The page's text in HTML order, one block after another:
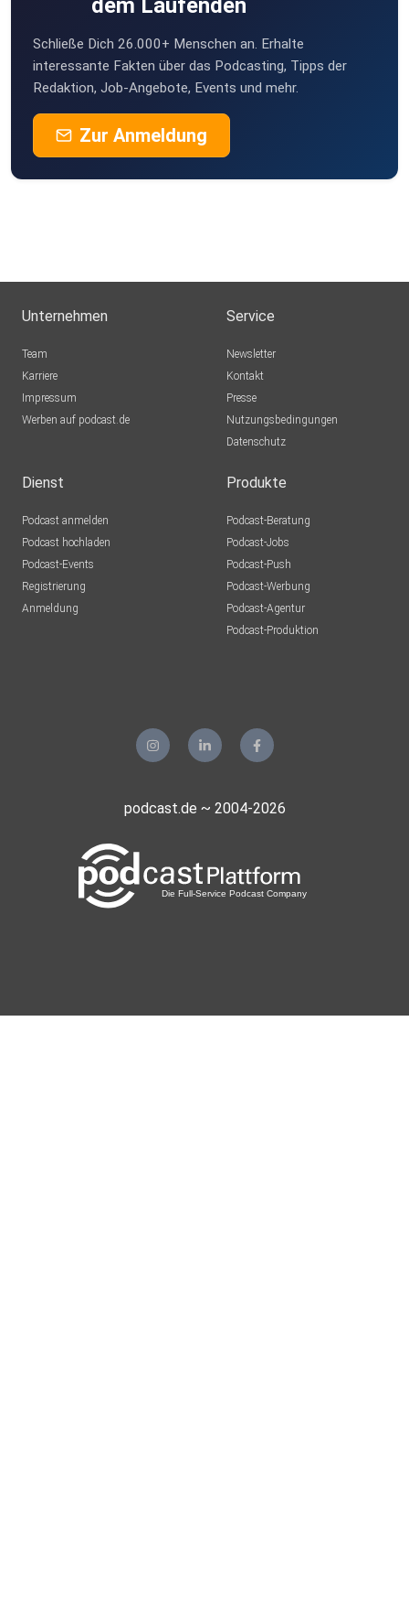
dem Laufenden
Schließe Dich 26.000+ Menschen an. Erhalte
interessante Fakten über das Podcasting, Tipps der
Redaktion, Job-Angebote, Events und mehr.
Zur Anmeldung
Unternehmen
Team
Karriere
Impressum
Werben auf podcast.de
Service
Newsletter
Kontakt
Presse
Nutzungsbedingungen
Datenschutz
Dienst
Podcast anmelden
Podcast hochladen
Podcast-Events
Registrierung
Anmeldung
Produkte
Podcast-Beratung
Podcast-Jobs
Podcast-Push
Podcast-Werbung
Podcast-Agentur
Podcast-Produktion
podcast.de ~ 2004-2026